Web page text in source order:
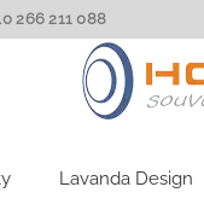
266 211 088
Lavanda Design